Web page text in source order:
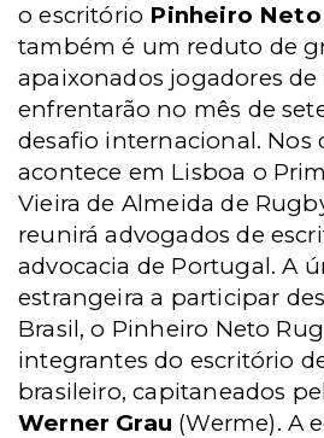
o escritório Pinheiro
também é um reduto de
apaixonados jogadores
enfrentarão no mês de
desafio internacional. Nos
acontece em Lisboa o
Vieira de Almeida de
reunirá advogados de
advocacia de Portugal. A
estrangeira a participar
Brasil, o Pinheiro Neto
integrantes do escritório
brasileiro, capitaneados
Werner Grau (Werme). A